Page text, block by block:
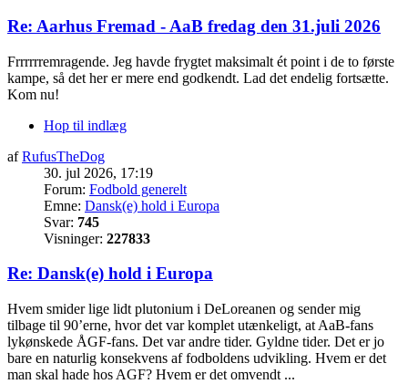
Re: Aarhus Fremad - AaB fredag den 31.juli 2026
Frrrrrremragende. Jeg havde frygtet maksimalt ét point i de to første
kampe, så det her er mere end godkendt. Lad det endelig fortsætte.
Kom nu!
Hop til indlæg
afRufusTheDog
30. jul 2026, 17:19
Forum: Fodbold generelt
Emne: Dansk(e) hold i Europa
Svar: 745
Visninger: 227833
Re: Dansk(e) hold i Europa
Hvem smider lige lidt plutonium i DeLoreanen og sender mig
tilbage til 90’erne, hvor det var komplet utænkeligt, at AaB-fans
lykønskede ÅGF-fans. Det var andre tider. Gyldne tider. Det er jo
bare en naturlig konsekvens af fodboldens udvikling. Hvem er det
man skal hade hos AGF? Hvem er det omvendt ...